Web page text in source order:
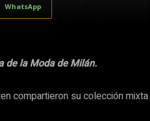
WhatsApp
de la Moda de Milán.
compartieron su colección mixta